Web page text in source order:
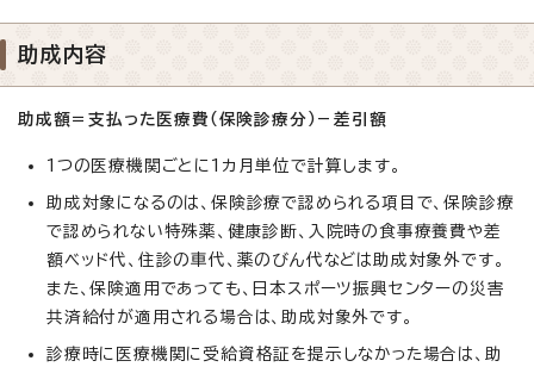
助成内容
助成額＝支払った医療費（保険診療分）－差引額
1つの医療機関ごとに1カ月単位で計算します。
助成対象になるのは、保険診療で認められる項目で、保険診療
で認められない特殊薬、健康診断、入院時の食事療養費や差
額ベッド代、住診の車代、薬のびん代などは助成対象外です。
また、保険適用であっても、日本スポーツ振興センターの災害
共済給付が適用される場合は、助成対象外です。
診療時に医療機関に受給資格証を提示しなかった場合は、助